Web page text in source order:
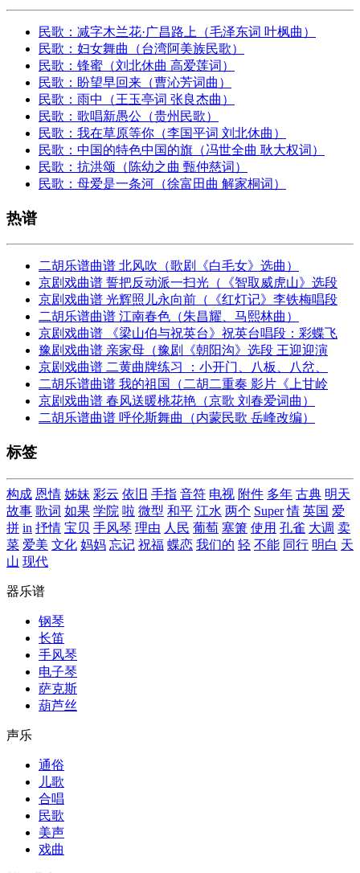
民歌：减字木兰花·广昌路上（毛泽东词 叶枫曲）
民歌：妇女舞曲（台湾阿美族民歌）
民歌：锋蜜（刘北休曲 高爱莲词）
民歌：盼望早回来（曹沁芳词曲）
民歌：雨中（王玉亭词 张良杰曲）
民歌：歌唱新愚公（贵州民歌）
民歌：我在草原等你（李国平词 刘北休曲）
民歌：中国的特色中国的旗（冯世全曲 耿大权词）
民歌：抗洪颂（陈幼之曲 甄仲慈词）
民歌：母爱是一条河（徐富田曲 解家桐词）
热谱
二胡乐谱曲谱 北风吹（歌剧《白毛女》选曲）
京剧戏曲谱 誓把反动派一扫光（《智取威虎山》选段
京剧戏曲谱 光辉照儿永向前（《红灯记》李铁梅唱段
二胡乐谱曲谱 江南春色（朱昌耀、马熙林曲）
京剧戏曲谱 《梁山伯与祝英台》祝英台唱段：彩蝶飞
豫剧戏曲谱 亲家母（豫剧《朝阳沟》选段 王迎迎演
京剧戏曲谱 二黄曲牌练习 ：小开门、八板、八岔、
二胡乐谱曲谱 我的祖国（二胡二重奏 影片《上甘岭
京剧戏曲谱 春风送暖桃花艳（京歌 刘春爱词曲）
二胡乐谱曲谱 呼伦斯舞曲（内蒙民歌 岳峰改编）
标签
构成 恩情 姊妹 彩云 依旧 手指 音符 电视 附件 多年 古典 明天
故事 歌词 如果 学院 啦 微型 和平 江水 两个 Super 情 英国 爱
拼 in 抒情 宝贝 手风琴 理由 人民 葡萄 塞箫 使用 孔雀 大调 卖
菜 爱美 文化 妈妈 忘记 祝福 蝶恋 我们的 轻 不能 同行 明白 天
山 现代
器乐谱
钢琴
长笛
手风琴
电子琴
萨克斯
葫芦丝
声乐
通俗
儿歌
合唱
民歌
美声
戏曲